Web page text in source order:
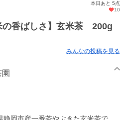
本日あと 5点
10
の香ばしさ】玄米茶 200g
みんなの投稿を見る